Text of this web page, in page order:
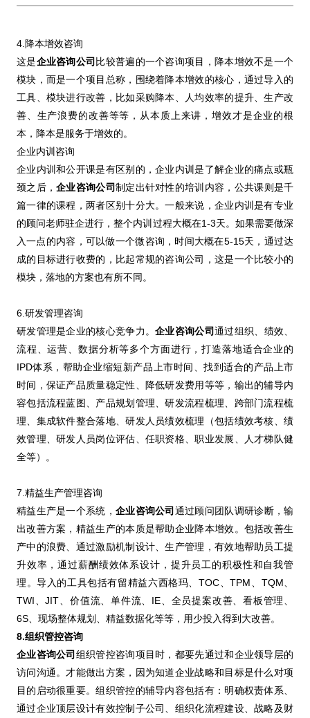
4.降本增效咨询
这是企业咨询公司 比较普遍的一个咨询项目，降本增效不是一个
模块，而是一个项目总称，围绕着降本增效的核心，通过导入的
工具、模块进行改善，比如采购降本、人均效率的提升、生产改
善、生产浪费的改善等等，从本质上来讲，增效才是企业的根
本，降本是服务于增效的。
企业内训咨询
企业内训和公开课是有区别的，企业内训是了解企业的痛点或瓶
颈之后，企业咨询公司制定出针对性的培训内容，公共课则是千
篇一律的课程，两者区别十分大。一般来说，企业内训是有专业
的顾问老师驻企进行，整个内训过程大概在1-3天。如果需要做深
入一点的内容，可以做一个微咨询，时间大概在5-15天，通过达
成的目标进行收费的，比起常规的咨询公司，这是一个比较小的
模块，落地的方案也有所不同。
6.研发管理咨询
研发管理是企业的核心竞争力。企业咨询公司通过组织、绩效、
流程、运营、数据分析等多个方面进行，打造落地适合企业的
IPD体系，帮助企业缩短新产品上市时间、找到适合的产品上市
时间，保证产品质量稳定性、降低研发费用等等，输出的辅导内
容包括流程蓝图、产品规划管理、研发流程梳理、跨部门流程梳
理、集成软件整合落地、研发人员绩效梳理（包括绩效考核、绩
效管理、研发人员岗位评估、任职资格、职业发展、人才梯队健
全等）。
7.精益生产管理咨询
精益生产是一个系统， 企业咨询公司 通过顾问团队调研诊断，输
出改善方案，精益生产的本质是帮助企业降本增效。包括改善生
产中的浪费、通过激励机制设计、生产管理，有效地帮助员工提
升效率，通过薪酬绩效体系设计，提升员工的积极性和自我管
理。导入的工具包括有留精益六西格玛、TOC 、TPM TQM
TWI 、JIT 、价值流、单件流、 IE 、全员提案改善、看板管理、
6S、现场整体规划、精益数据化等等，用少投入得到大改善。
8.组织管控咨询
企业咨询公司 组织管控咨询项目时，都要先通过和企业领导层的
访问沟通。才能做出方案，因为知道企业战略和目标是什么对项
目的启动很重要。组织管控的辅导内容包括有：明确权责体系、
通过企业顶层设计有效控制子公司、组织化流程建设、战略及财